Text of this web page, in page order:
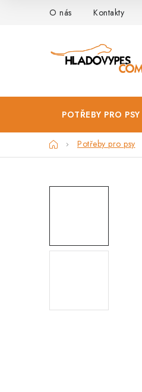
O nás Kontakty
POTŘEBY PRO PSY
DomůPotřeby pro psy